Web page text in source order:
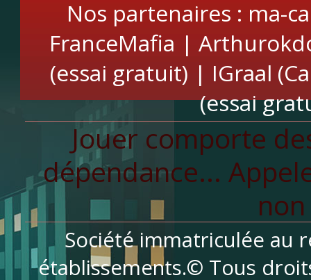
Nos partenaires : ma-
FranceMafia |
(essai gratuit) | IGraal
(essai
Jouer comporte
dépendance...
Société immatriculée au
établissements.© Tous